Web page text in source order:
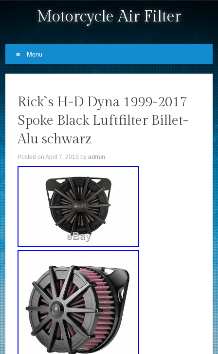
Motorcycle Air Filter
Menu
Rick`s H-D Dyna 1999-2017
Spoke Black Luftfilter Billet-
Alu schwarz
Posted onApril 7, 2019 byadmin